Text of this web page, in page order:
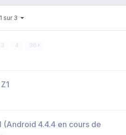
sur 3
(Android 4.4.4 en cours de